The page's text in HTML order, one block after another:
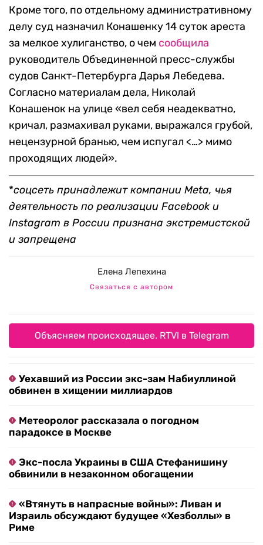
Кроме того, по отдельному административному
делу суд назначил Конашенку 14 суток ареста
за мелкое хулиганство, о чем сообщила
руководитель Объединенной пресс-службы
судов Санкт-Петербурга Дарья Лебедева.
Согласно материалам дела, Николай
Конашенок на улице «вел себя неадекватно,
кричал, размахивал руками, выражался грубой,
нецензурной бранью, чем испугал <…> мимо
проходящих людей».
*соцсеть принадлежит компании Meta, чья
деятельность по реализации Facebook и
Instagram в России признана экстремистской
и запрещена
Елена Лепехина
Связаться с автором
Объясняем происходящее. RTVI в Telegram
Уехавший из России экс-зам Набиуллиной
обвинен в хищении миллиардов
Метеоролог рассказала о погодном
парадоксе в Москве
Экс-посла Украины в США Стефанишину
обвинили в незаконном обогащении
«Втянуть в напрасные войны»: Ливан и
Израиль обсуждают будущее «Хезболлы» в
Риме